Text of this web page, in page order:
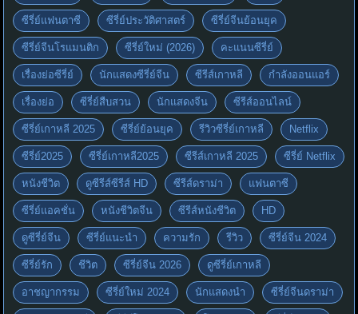
ซีรี่ย์แฟนตาซี ซีรี่ย์ประวัติศาสตร์ ซีรี่ย์จีนย้อนยุค
ซีรี่ย์จีนโรแมนติก ซีรี่ย์ใหม่ (2026) คะแนนซีรี่ย์
เรื่องย่อซีรี่ย์ นักแสดงซีรี่ย์จีน ซีรีส์เกาหลี กำลังออนแอร์
เรื่องย่อ ซีรี่ย์สืบสวน นักแสดงจีน ซีรีส์ออนไลน์
ซีรี่ย์เกาหลี 2025 ซีรี่ย์ย้อนยุค รีวิวซีรี่ย์เกาหลี Netflix
ซีรี่ย์2025 ซีรี่ย์เกาหลี2025 ซีรีส์เกาหลี 2025 ซีรี่ย์ Netflix
หนังชีวิต ดูซีรีส์ซีรีส์ HD ซีรีส์ดราม่า แฟนตาซี
ซีรี่ย์แอคชั่น หนังชีวิตจีน ซีรีส์หนังชีวิต HD
ดูซีรี่ย์จีน ซีรี่ย์แนะนำ ความรัก รีวิว ซีรี่ย์จีน 2024
ซีรี่ย์รัก ชีวิต ซีรี่ย์จีน 2026 ดูซีรี่ย์เกาหลี
อาชญากรรม ซีรี่ย์ใหม่ 2024 นักแสดงนำ ซีรี่ย์จีนดราม่า